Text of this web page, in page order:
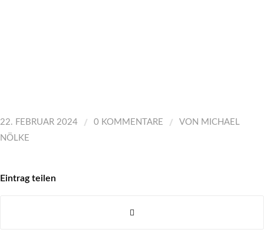
22. FEBRUAR 2024 / 0 KOMMENTARE / VON MICHAEL
NÖLKE
Eintrag teilen